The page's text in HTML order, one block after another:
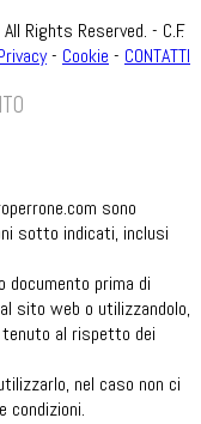
Rights Reserved. - C.F.
- Cookie - CONTATTI
sono
sotto indicati, inclusi
documento prima di
sito web o utilizzandolo,
tenuto al rispetto dei
nel caso non ci